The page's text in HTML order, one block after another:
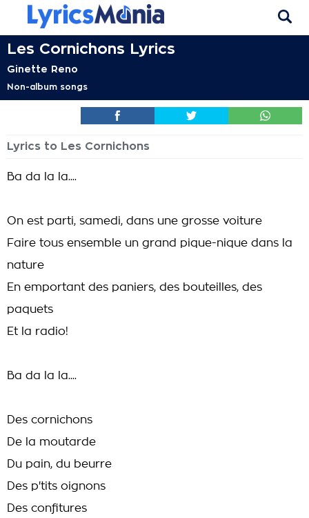
Les Cornichons Lyrics
Ginette Reno
Non-album songs
Lyrics to Les Cornichons
Ba da la la....
On est parti, samedi, dans une grosse voiture
Faire tous ensemble un grand pique-nique dans la
nature
En emportant des paniers, des bouteilles, des
paquets
Et la radio!
Ba da la la....
Des cornichons
De la moutarde
Du pain, du beurre
Des p'tits oignons
Des confitures